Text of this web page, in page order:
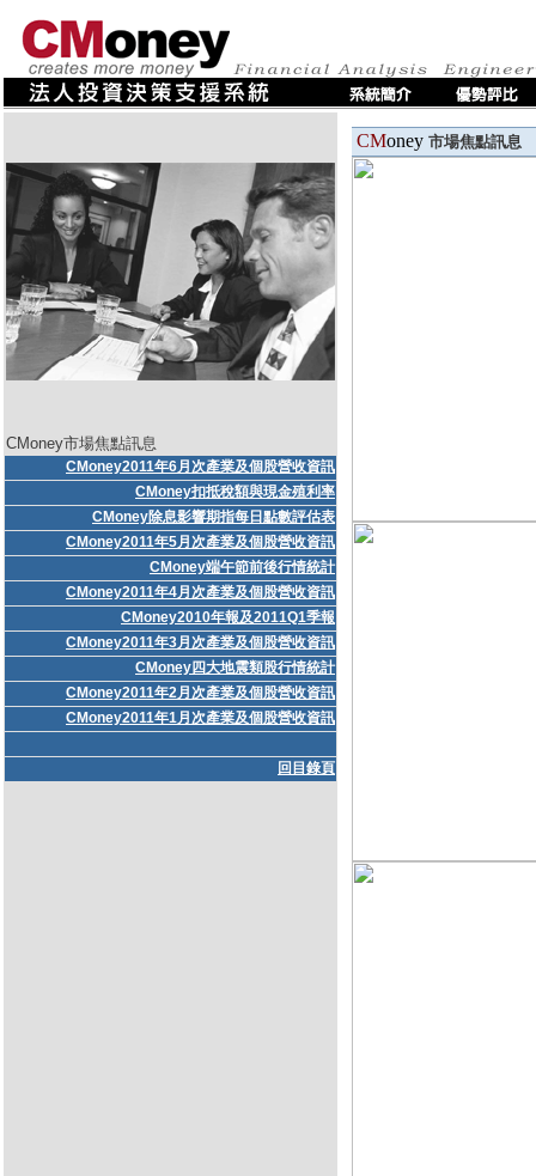
CMoney市場焦點訊息
CMoney2011年6月次產業及個股營收資訊
CMoney扣抵稅額與現金殖利率
CMoney除息影響期指每日點數評估表
CMoney2011年5月次產業及個股營收資訊
CMoney端午節前後行情統計
CMoney2011年4月次產業及個股營收資訊
CMoney2010年報及2011Q1季報
CMoney2011年3月次產業及個股營收資訊
CMoney四大地震類股行情統計
CMoney2011年2月次產業及個股營收資訊
CMoney2011年1月次產業及個股營收資訊
回目錄頁
CMoney 市場焦點訊息